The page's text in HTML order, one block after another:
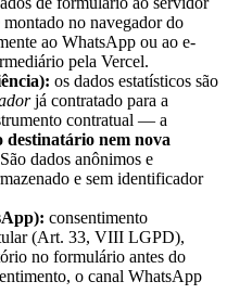
no navegador do
ao WhatsApp ou ao e-
pela Vercel.
os dados estatísticos são
já contratado para a
contratual — a
destinatário nem nova
dados anônimos e
e sem identificador
consentimento
(Art. 33, VIII LGPD),
no formulário antes do
o canal WhatsApp